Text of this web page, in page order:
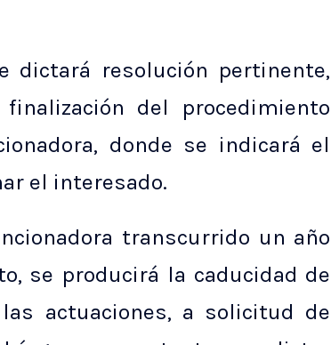
dictará resolución pertinente,
del procedimiento
donde se indicará el
el interesado.
transcurrido un año
se producirá la caducidad de
actuaciones, a solicitud de